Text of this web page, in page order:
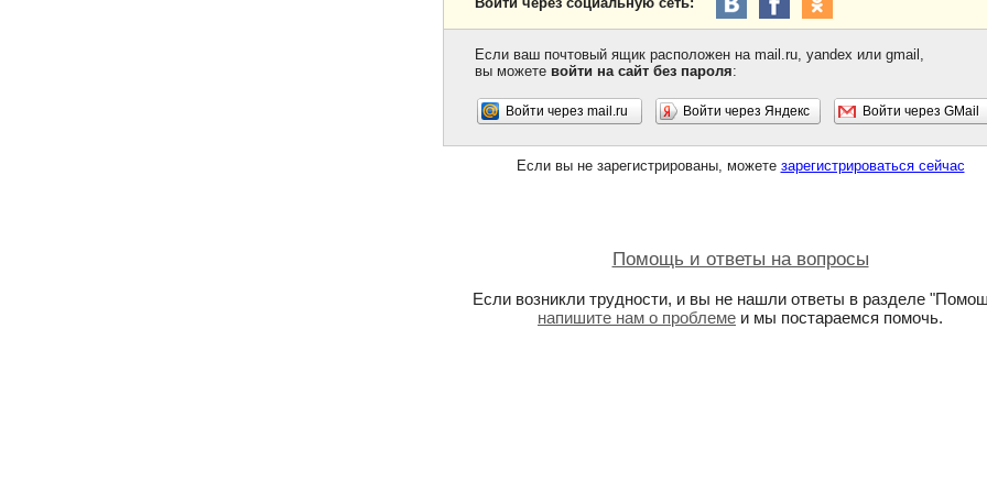
Если ваш почтовый ящик расположен на mail.ru, yandex или gmail,
вы можете войти на сайт без пароля:
Войти через mail.ru Войти через Яндекс Войти через GMail
Если вы не зарегистрированы, можете зарегистрироваться сейчас
Помощь и ответы на вопросы
Если возникли трудности, и вы не нашли ответы в разделе
напишите нам о проблеме и мы постараемся помочь.